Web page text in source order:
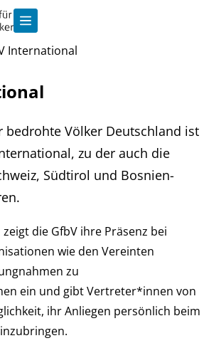
Navigation anzeigen
International
bedrohte Völker Deutschland ist
zu der auch die
Südtirol und Bosnien-
die GfbV ihre Präsenz bei
wie den Vereinten
zu
ein und gibt Vertreter*innen von
ihr Anliegen persönlich beim